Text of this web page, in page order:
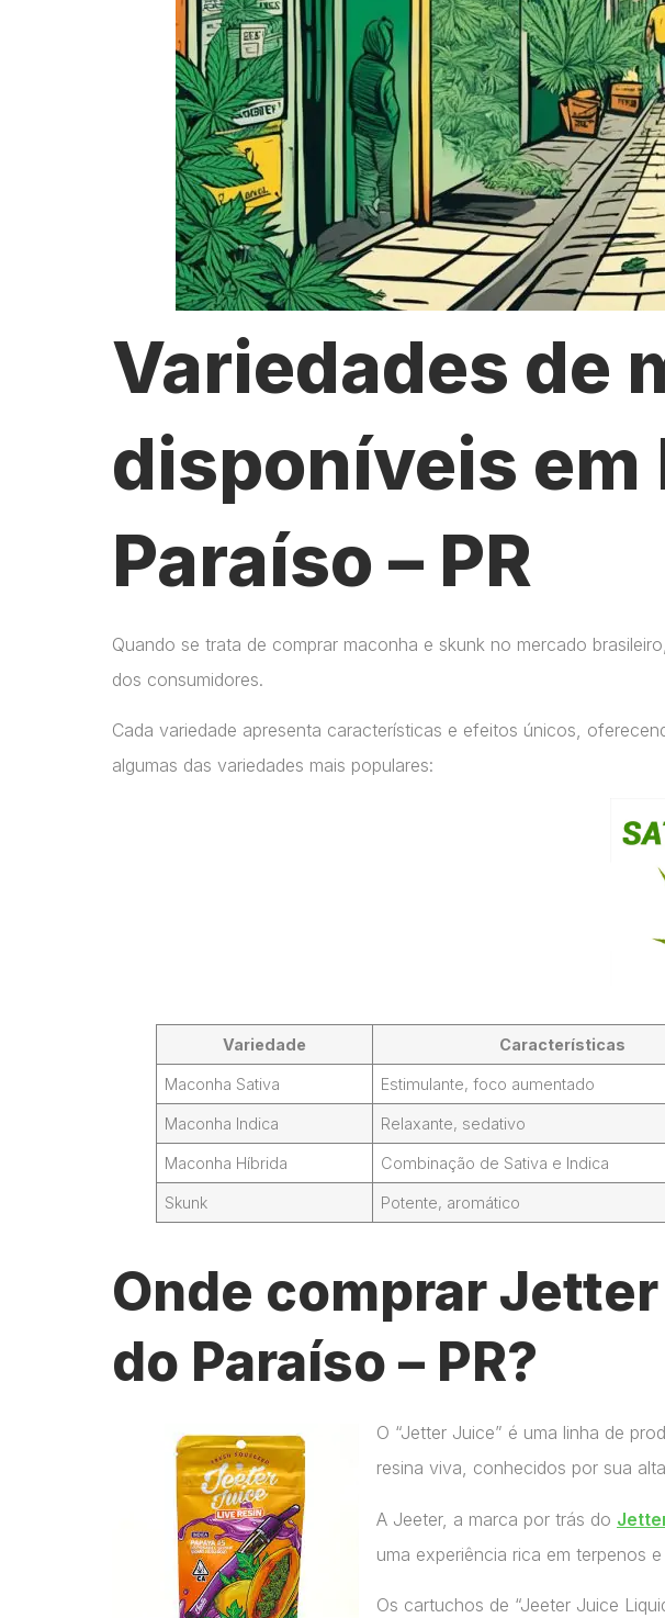
Variedades de
disponíveis em
Paraíso – PR
Quando se trata de comprar maconha e skunk no mercado
dos consumidores.
Cada variedade apresenta características e efeitos únicos,
algumas das variedades mais populares:
Variedade Características
Maconha Sativa Estimulante, foco aumentado
Maconha Indica Relaxante, sedativo
Maconha Híbrida Combinação de Sativa e Indica
Skunk Potente, aromático
Onde comprar
do Paraíso – PR?
O “Jetter Juice” é uma linha de
resina viva, conhecidos por sua
A Jeeter, a marca por trás do
uma experiência rica em terpenos
Os cartuchos de “Jeeter Juice